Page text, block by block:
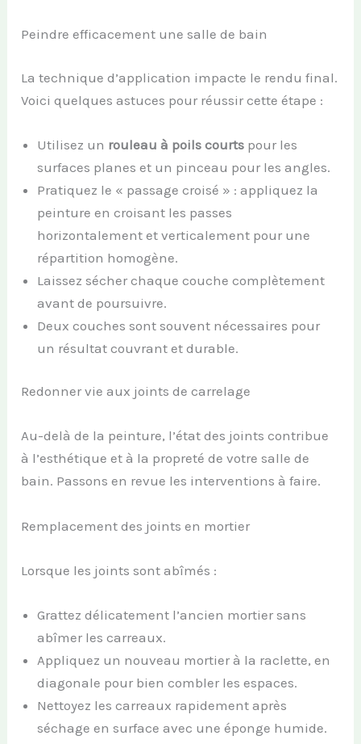
Peindre efficacement une salle de bain
La technique d’application impacte le rendu final.
Voici quelques astuces pour réussir cette étape :
Utilisez un rouleau à poils courts pour les
surfaces planes et un pinceau pour les angles.
Pratiquez le « passage croisé » : appliquez la
peinture en croisant les passes
horizontalement et verticalement pour une
répartition homogène.
Laissez sécher chaque couche complètement
avant de poursuivre.
Deux couches sont souvent nécessaires pour
un résultat couvrant et durable.
Redonner vie aux joints de carrelage
Au-delà de la peinture, l’état des joints contribue
à l’esthétique et à la propreté de votre salle de
bain. Passons en revue les interventions à faire.
Remplacement des joints en mortier
Lorsque les joints sont abîmés :
Grattez délicatement l’ancien mortier sans
abîmer les carreaux.
Appliquez un nouveau mortier à la raclette, en
diagonale pour bien combler les espaces.
Nettoyez les carreaux rapidement après
séchage en surface avec une éponge humide.